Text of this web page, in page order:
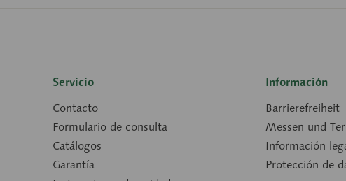
Servicio
Contacto
Formulario de consulta
Catálogos
Garantía
Información
Barrierefreiheit
Messen und
Información
Protección de